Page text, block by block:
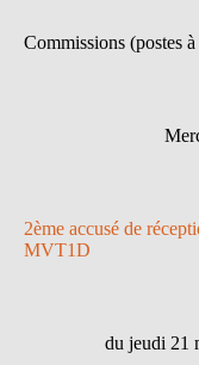
Commissions (postes
2ème accusé de
MVT1D
du jeudi 21